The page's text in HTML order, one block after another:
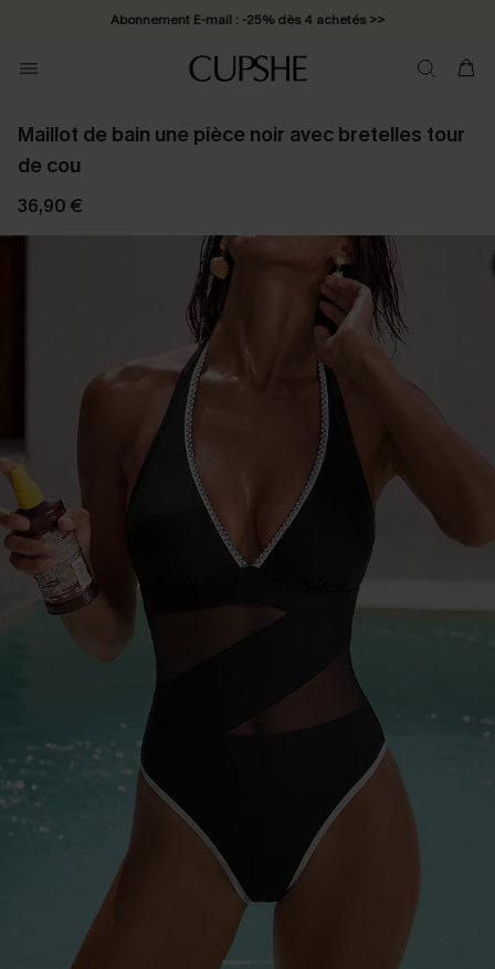
Abonnement E-mail : -25% dès 4 achetés >>
Maillot de bain une pièce noir avec bretelles tour
de cou
36,90 €